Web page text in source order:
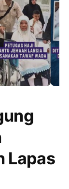
Lapas